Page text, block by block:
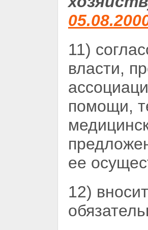
11)
власти,
помощи,
ее
12)